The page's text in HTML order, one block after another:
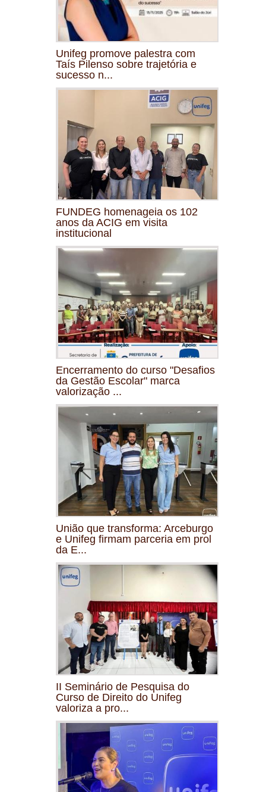
Unifeg promove palestra com
Taís Pilenso sobre trajetória e
sucesso n...
FUNDEG homenageia os 102
anos da ACIG em visita
institucional
Encerramento do curso "Desafios
da Gestão Escolar" marca
valorização ...
União que transforma: Arceburgo
e Unifeg firmam parceria em prol
da E...
II Seminário de Pesquisa do
Curso de Direito do Unifeg
valoriza a pro...